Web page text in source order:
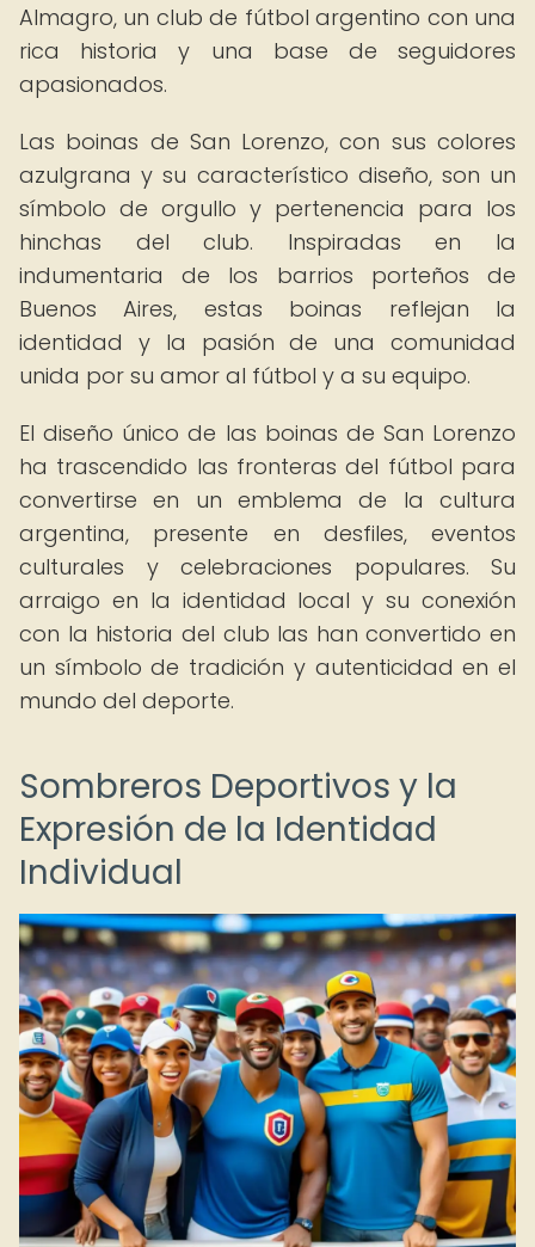
Almagro, un club de fútbol argentino con una
rica historia y una base de seguidores
apasionados.
Las boinas de San Lorenzo, con sus colores
azulgrana y su característico diseño, son un
símbolo de orgullo y pertenencia para los
hinchas del club. Inspiradas en la
indumentaria de los barrios porteños de
Buenos Aires, estas boinas reflejan la
identidad y la pasión de una comunidad
unida por su amor al fútbol y a su equipo.
El diseño único de las boinas de San Lorenzo
ha trascendido las fronteras del fútbol para
convertirse en un emblema de la cultura
argentina, presente en desfiles, eventos
culturales y celebraciones populares. Su
arraigo en la identidad local y su conexión
con la historia del club las han convertido en
un símbolo de tradición y autenticidad en el
mundo del deporte.
Sombreros Deportivos y la
Expresión de la Identidad
Individual